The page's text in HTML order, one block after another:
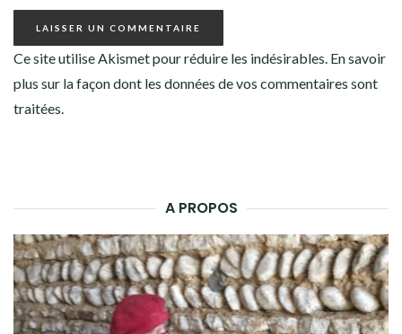
Ce site utilise Akismet pour réduire les indésirables. En savoir
plus sur la façon dont les données de vos commentaires sont
traitées
A PROPOS